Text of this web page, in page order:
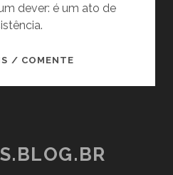
dever: é um ato de
/ COMENTEA